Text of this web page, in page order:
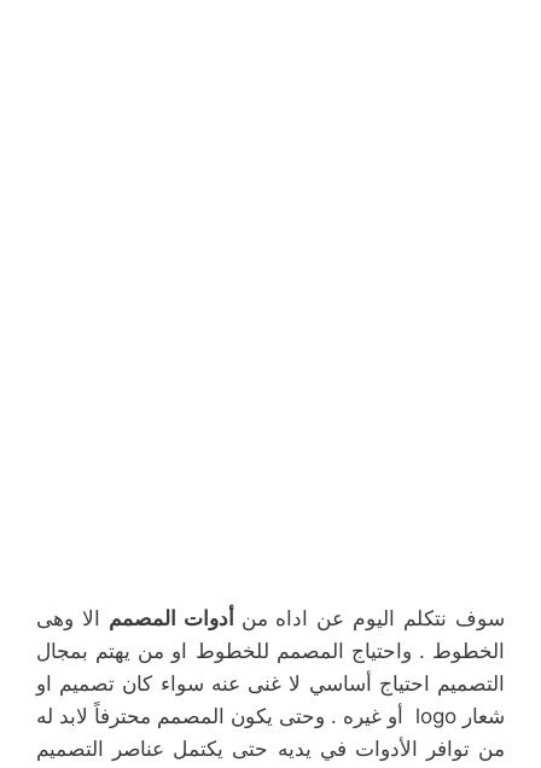
سوف نتكلم اليوم عن اداه من أدوات المصمم الا وهى
الخطوط . واحتياج المصمم للخطوط او من يهتم بمجال
التصميم احتياج أساسي لا غنى عنه سواء كان تصميم او
شعار logo أو غيره . وحتى يكون المصمم محترفاً لابد له
من توافر الأدوات في يديه حتى يكتمل عناصر التصميم